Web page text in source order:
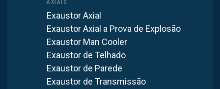
Exaustor Axial
Exaustor Axial a Prova de Explosão
Exaustor Man Cooler
Exaustor de Telhado
Exaustor de Parede
Exaustor de Transmissão
Coletor de Pó em
São Paulo
Atendemos São Paulo com fabricação própria em
Itaquaquecetuba (SP). Mais de 40 anos fornecendo
soluções em ventilação industrial para todo o Brasil.